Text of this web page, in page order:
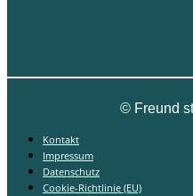
©Freund
Kontakt
Impressum
Datenschutz
Cookie-Richtlinie (EU)